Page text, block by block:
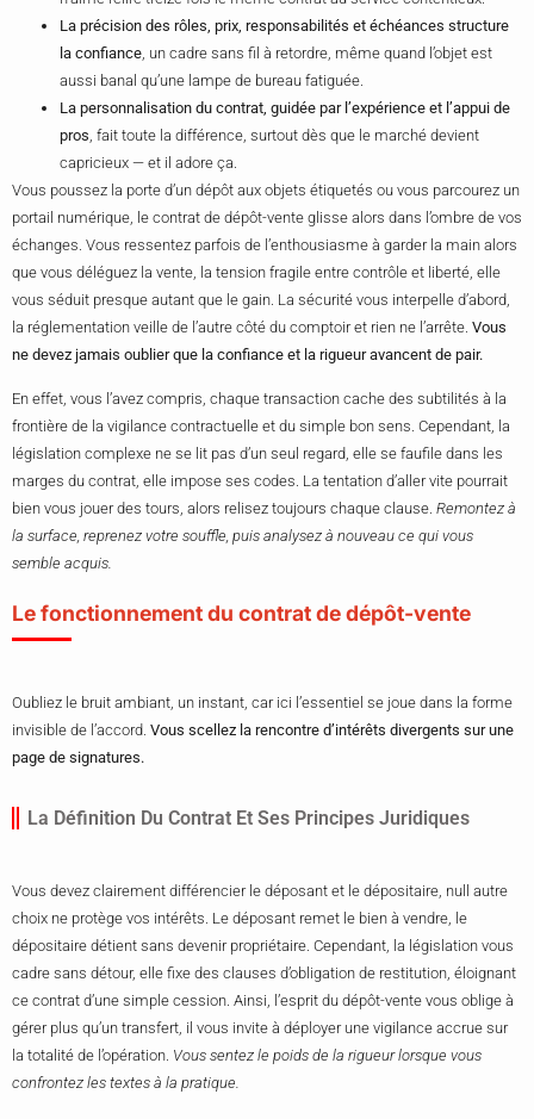
La précision des rôles, prix, responsabilités et échéances structure
la confiance , un cadre sans fil à retordre, même quand l’objet est
aussi banal qu’une lampe de bureau fatiguée.
La personnalisation du contrat, guidée par l’expérience et l’appui de
pros , fait toute la différence, surtout dès que le marché devient
capricieux — et il adore ça.
Vous poussez la porte d’un dépôt aux objets étiquetés ou vous parcourez un
portail numérique, le contrat de dépôt-vente glisse alors dans l’ombre de vos
échanges. Vous ressentez parfois de l’enthousiasme à garder la main alors
que vous déléguez la vente, la tension fragile entre contrôle et liberté, elle
vous séduit presque autant que le gain. La sécurité vous interpelle d’abord,
la réglementation veille de l’autre côté du comptoir et rien ne l’arrête. Vous
ne devez jamais oublier que la confiance et la rigueur avancent de pair.
En effet, vous l’avez compris, chaque transaction cache des subtilités à la
frontière de la vigilance contractuelle et du simple bon sens. Cependant, la
législation complexe ne se lit pas d’un seul regard, elle se faufile dans les
marges du contrat, elle impose ses codes. La tentation d’aller vite pourrait
bien vous jouer des tours, alors relisez toujours chaque clause. Remontez à
la surface, reprenez votre souffle, puis analysez à nouveau ce qui vous
semble acquis.
Le fonctionnement du contrat de dépôt-vente
Oubliez le bruit ambiant, un instant, car ici l’essentiel se joue dans la forme
invisible de l’accord. Vous scellez la rencontre d’intérêts divergents sur une
page de signatures.
La Définition Du Contrat Et Ses Principes Juridiques
Vous devez clairement différencier le déposant et le dépositaire, null autre
choix ne protège vos intérêts. Le déposant remet le bien à vendre, le
dépositaire détient sans devenir propriétaire. Cependant, la législation vous
cadre sans détour, elle fixe des clauses d’obligation de restitution, éloignant
ce contrat d’une simple cession. Ainsi, l’esprit du dépôt-vente vous oblige à
gérer plus qu’un transfert, il vous invite à déployer une vigilance accrue sur
la totalité de l’opération. Vous sentez le poids de la rigueur lorsque vous
confrontez les textes à la pratique.